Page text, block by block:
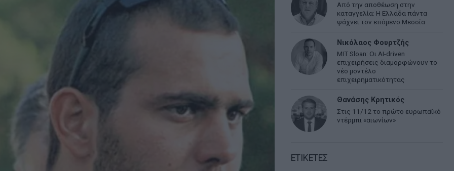
Από την αποθέωση στην
καταγγελία: Η Ελλάδα πάντα
ψάχνει τον επόμενο Μεσσία
Νικόλαος Φουρτζής
MIT Sloan: Οι AI-driven
επιχειρήσεις διαμορφώνουν το
νέο μοντέλο
επιχειρηματικότητας
Θανάσης Κρητικός
Στις 11/12 το πρώτο ευρωπαϊκό
ντέρμπι «αιωνίων»
ΕΤΙΚΕΤΕΣ